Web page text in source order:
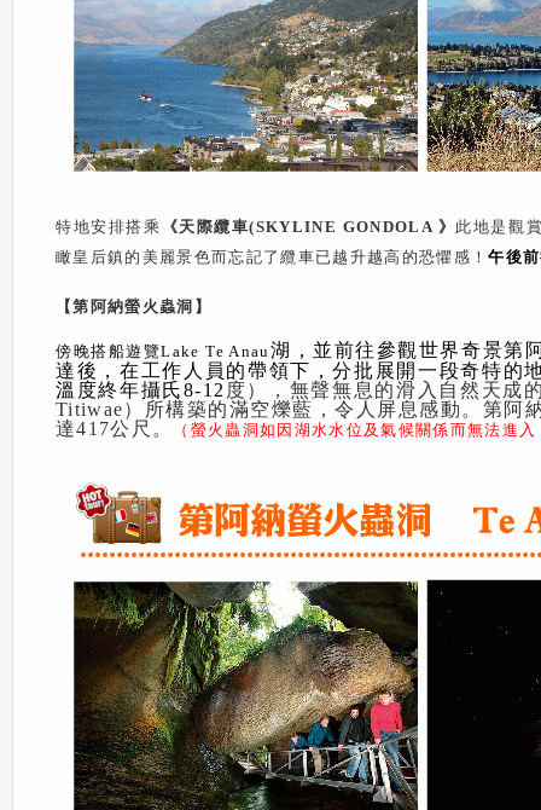
特地安排搭乘 《天際纜車(SKYLINE GONDOLA 》 此地是觀
瞰皇后鎮的美麗景色而忘記了纜車已越升越高的恐懼感！午後
【第阿納螢火蟲洞】
傍晚搭船遊覽Lake Te Anau湖，並前往參觀世界奇景第
達後，在工作人員的帶領下，分批展開一段奇特的
溫度終年攝氏8-12 度），無聲無息的滑入自然天成
Titiwae）所構築的滿空爍藍，令人屏息感動。第阿
達417公尺。
（螢火蟲洞如因湖水水位及氣候關係而無法進